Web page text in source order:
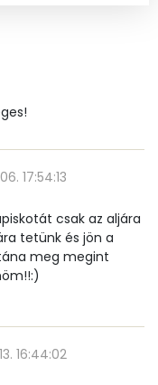
17:54:13
csak az aljára
tetünk és jön a
meg megint
16:44:02